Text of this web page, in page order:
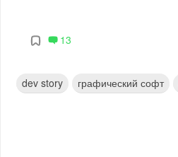
13
dev story графический софт